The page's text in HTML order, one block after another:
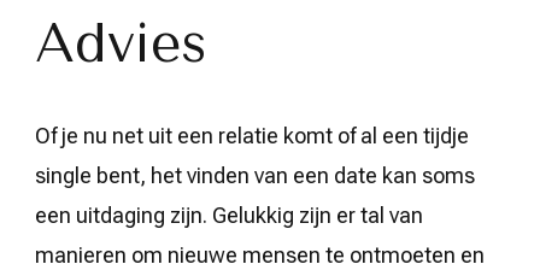
Advies
Of je nu net uit een relatie komt of al een tijdje
single bent, het vinden van een date kan soms
een uitdaging zijn. Gelukkig zijn er tal van
manieren om nieuwe mensen te ontmoeten en